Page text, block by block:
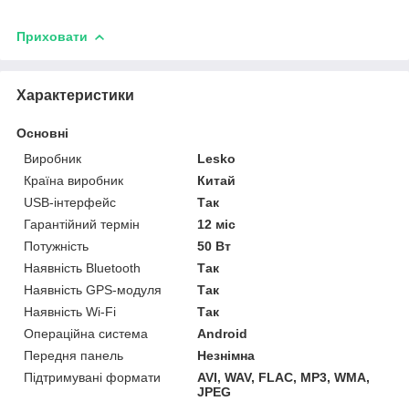
Приховати
Характеристики
Основні
Виробник
Lesko
Країна виробник
Китай
USB-інтерфейс
Так
Гарантійний термін
12 міс
Потужність
50 Вт
Наявність Bluetooth
Так
Наявність GPS-модуля
Так
Наявність Wi-Fi
Так
Операційна система
Android
Передня панель
Незнімна
Підтримувані формати
AVI, WAV, FLAC, MP3, WMA,
JPEG